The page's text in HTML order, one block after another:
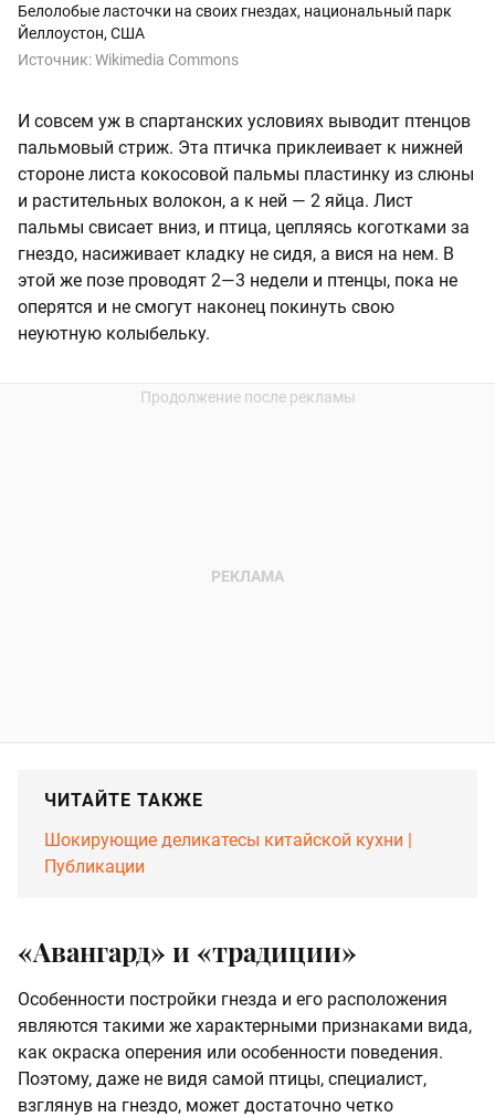
Белолобые ласточки на своих гнездах, национальный парк
Йеллоустон, США
Источник:Wikimedia Commons
И совсем уж в спартанских условиях выводит птенцов
пальмовый стриж. Эта птичка приклеивает к нижней
стороне листа кокосовой пальмы пластинку из слюны
и растительных волокон, а к ней — 2 яйца. Лист
пальмы свисает вниз, и птица, цепляясь коготками за
гнездо, насиживает кладку не сидя, а вися на нем. В
этой же позе проводят 2—3 недели и птенцы, пока не
оперятся и не смогут наконец покинуть свою
неуютную колыбельку.
ЧИТАЙТЕ ТАКЖЕ
Шокирующие деликатесы китайской кухни |
Публикации
«Авангард» и «традиции»
Особенности постройки гнезда и его расположения
являются такими же характерными признаками вида,
как окраска оперения или особенности поведения.
Поэтому, даже не видя самой птицы, специалист,
взглянув на гнездо, может достаточно четко